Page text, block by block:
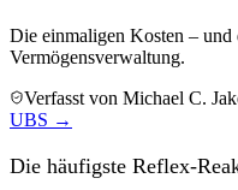
Die einmaligen Kosten – und
Vermögensverwaltung.
Verfasst von Michael C.
UBS →
Die häufigste Reflex-